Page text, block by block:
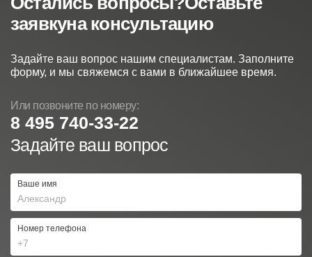
потребности каждого клиента.
чем в регионах.
заявкуна консультацию
Задайте ваш вопрос нашим специалистам. Заполните
форму, и мы свяжемся с вами в ближайшее время.
Или позвоните по номеру:
8 495 740-33-22
Задайте ваш вопрос
Ваше имя
Номер телефона